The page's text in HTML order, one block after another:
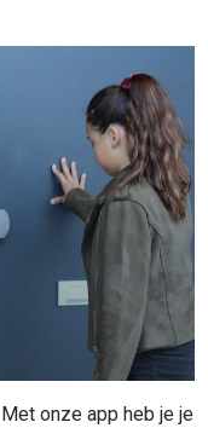
onze app heb je je